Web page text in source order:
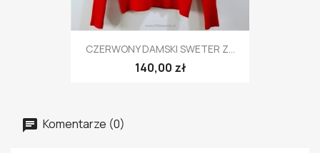
CZERWONY DAMSKI SWETER Z...
140,00 zł
Komentarze (0)